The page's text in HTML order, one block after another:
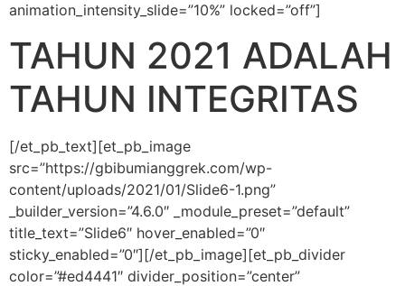
animation_intensity_slide=”10%” locked=”off”]
TAHUN 2021 ADALAH
TAHUN INTEGRITAS
[/et_pb_text][et_pb_image
src=”https://gbibumianggrek.com/wp-
content/uploads/2021/01/Slide6-1.png”
_builder_version=”4.6.0″ _module_preset=”default”
title_text=”Slide6″ hover_enabled=”0″
sticky_enabled=”0″][/et_pb_image][et_pb_divider
color=”#ed4441″ divider_position=”center”